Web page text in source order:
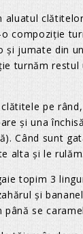
aluatul
compoziție
și jumate din
turnăm restul
pe
și una
Când sunt
alta și le
topim 3
și
se